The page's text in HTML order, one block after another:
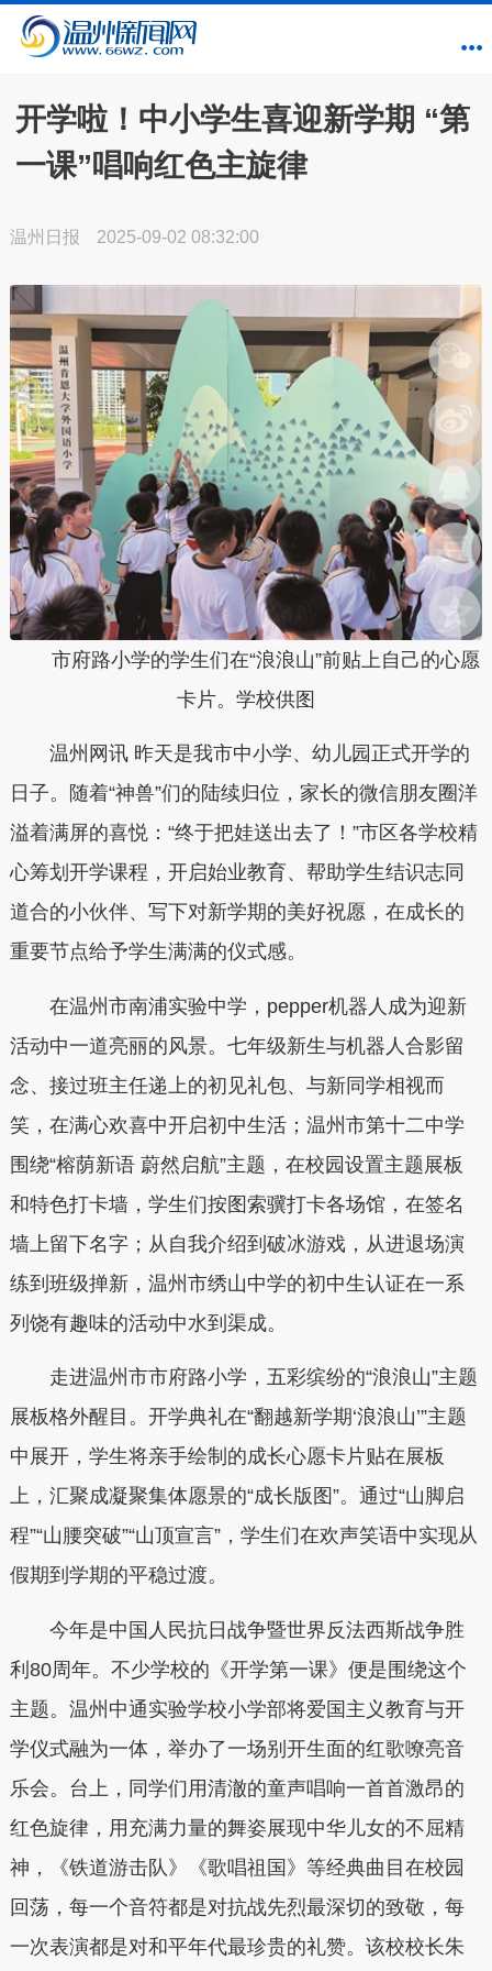
开学啦！中小学生喜迎新学期 “第
一课”唱响红色主旋律
温州日报 2025-09-02 08:32:00
市府路小学的学生们在“浪浪山”前贴上自己的心愿
卡片。学校供图
温州网讯 昨天是我市中小学、幼儿园正式开学的
日子。随着“神兽”们的陆续归位，家长的微信朋友圈洋
溢着满屏的喜悦：“终于把娃送出去了！”市区各学校精
心筹划开学课程，开启始业教育、帮助学生结识志同
道合的小伙伴、写下对新学期的美好祝愿，在成长的
重要节点给予学生满满的仪式感。
在温州市南浦实验中学，pepper机器人成为迎新
活动中一道亮丽的风景。七年级新生与机器人合影留
念、接过班主任递上的初见礼包、与新同学相视而
笑，在满心欢喜中开启初中生活；温州市第十二中学
围绕“榕荫新语 蔚然启航”主题，在校园设置主题展板
和特色打卡墙，学生们按图索骥打卡各场馆，在签名
墙上留下名字；从自我介绍到破冰游戏，从进退场演
练到班级掸新，温州市绣山中学的初中生认证在一系
列饶有趣味的活动中水到渠成。
走进温州市市府路小学，五彩缤纷的“浪浪山”主题
展板格外醒目。开学典礼在“翻越新学期‘浪浪山’”主题
中展开，学生将亲手绘制的成长心愿卡片贴在展板
上，汇聚成凝聚集体愿景的“成长版图”。通过“山脚启
程”“山腰突破”“山顶宣言”，学生们在欢声笑语中实现从
假期到学期的平稳过渡。
今年是中国人民抗日战争暨世界反法西斯战争胜
利80周年。不少学校的《开学第一课》便是围绕这个
主题。温州中通实验学校小学部将爱国主义教育与开
学仪式融为一体，举办了一场别开生面的红歌嘹亮音
乐会。台上，同学们用清澈的童声唱响一首首激昂的
红色旋律，用充满力量的舞姿展现中华儿女的不屈精
神，《铁道游击队》《歌唱祖国》等经典曲目在校园
回荡，每一个音符都是对抗战先烈最深切的致敬，每
一次表演都是对和平年代最珍贵的礼赞。该校校长朱